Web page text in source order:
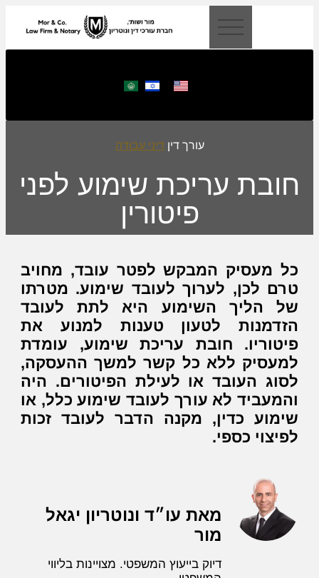
עורך דין דיני עבודה
חובת עריכת שימוע לפני
פיטורין
כל מעסיק המבקש לפטר עובד, מחויב
טרם לכן, לערוך לעובד שימוע. מטרתו
של הליך השימוע היא לתת לעובד
הזדמנות לטעון טענות למנוע את
פיטוריו. חובת עריכת שימוע, עומדת
למעסיק ללא כל קשר למשך ההעסקה,
לסוג העובד או לעילת הפיטורים. היה
והמעביד לא עורך לעובד שימוע כלל, או
שימוע כדין, מקנה הדבר לעובד זכות
לפיצוי כספי.
מאת עו״ד ונוטריון יגאל
מור
דיוק בייעוץ המשפטי. מצויינות בליווי